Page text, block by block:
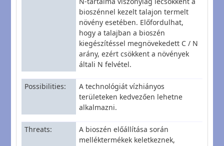
bioszénnel kezelt talajon termelt
növény esetében. Előfordulhat,
hogy a talajban a bioszén
kiegészítéssel megnövekedett C / N
arány, ezért csökkent a növények
általi N felvétel.
Possibilities
A technológiát vízhiányos
területeken kedvezően lehetne
alkalmazni.
Threats
A bioszén előállítása során
melléktermékek keletkeznek,